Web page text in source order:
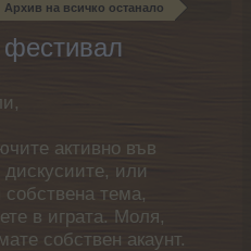
Архив на всичко останало
активно във
или
собствена тема,
в играта. Моля,
собствен акаунт.